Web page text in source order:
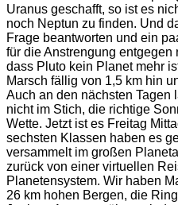
Uranus geschafft, so ist es
noch Neptun zu finden. Und
Frage beantworten und ein
für die Anstrengung entgegen
dass Pluto kein Planet mehr
Marsch fällig von 1,5 km hin
Auch an den nächsten Tagen
nicht im Stich, die richtige
Wette. Jetzt ist es Freitag
sechsten Klassen haben es
versammelt im großen
zurück von einer virtuellen
Planetensystem. Wir haben
26 km hohen Bergen, die